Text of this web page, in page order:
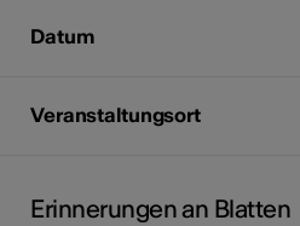
Datum
Veranstaltungsort
Erinnerungen an Blatten